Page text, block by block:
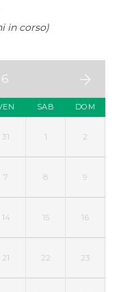
in corso)
SAB DOM
31 1 2
7 8 9
14 15 16
21 22 23